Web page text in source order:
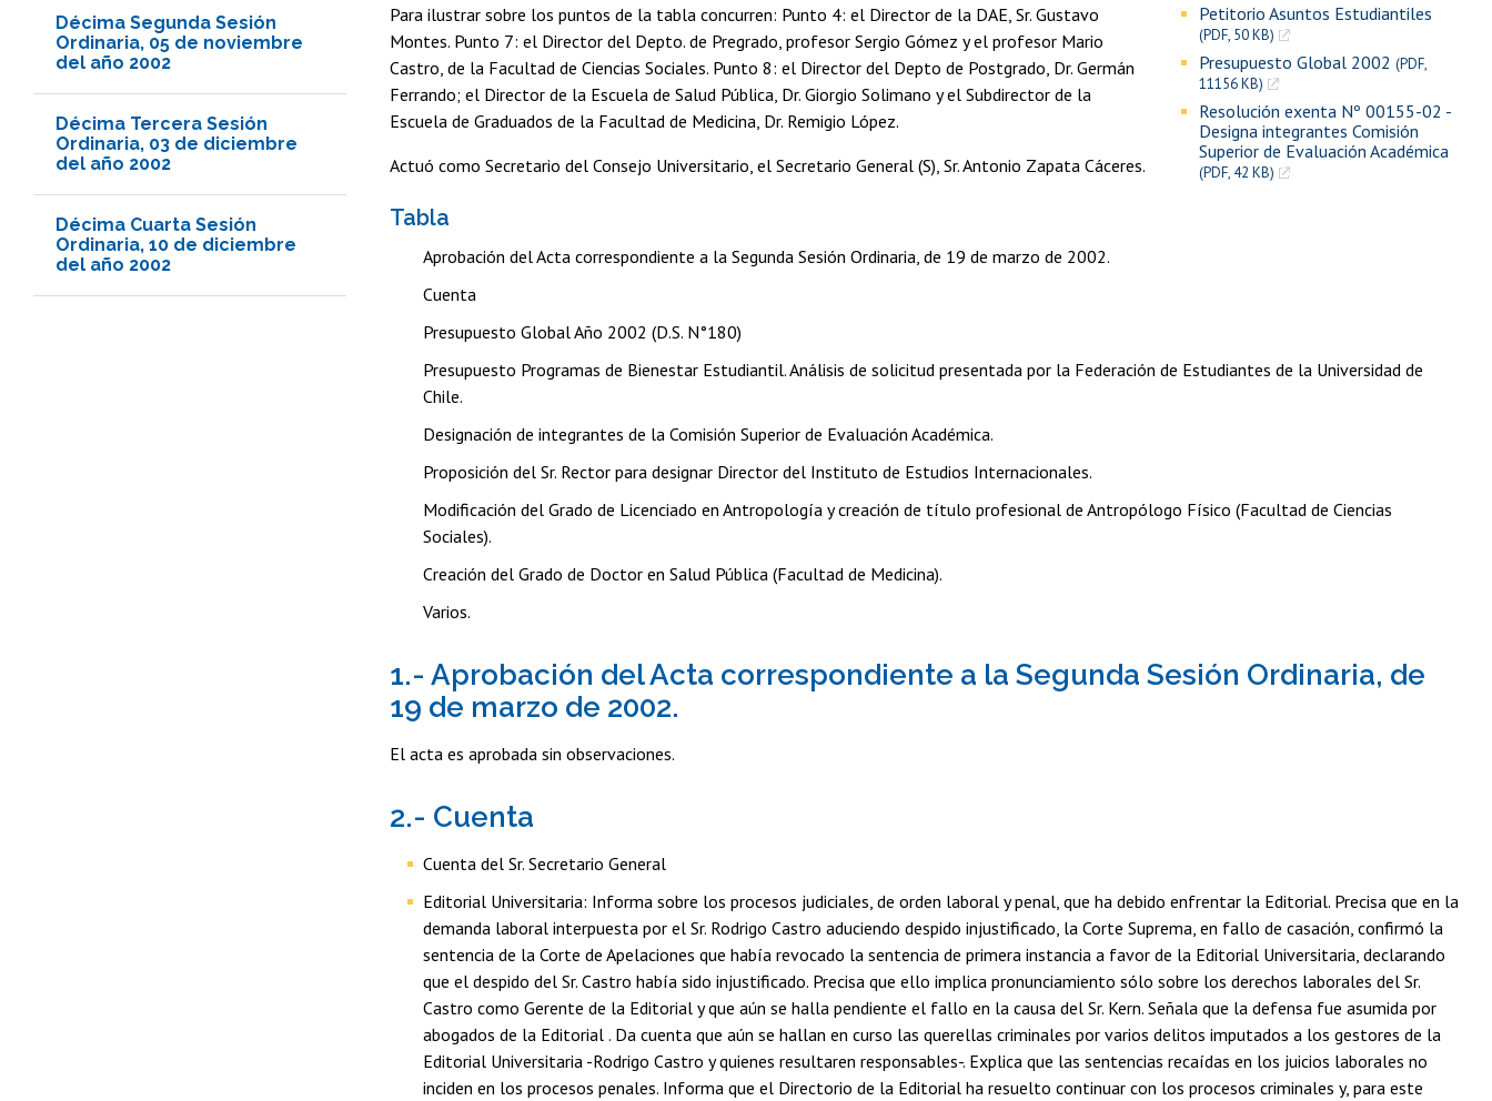
Décima Segunda Sesión
Ordinaria, 05 de noviembre
del año 2002
Décima Tercera Sesión
Ordinaria, 03 de diciembre
del año 2002
Décima Cuarta Sesión
Ordinaria, 10 de diciembre
del año 2002
Petitorio Asuntos Estudiantiles
(PDF, 50 KB)
Presupuesto Global 2002 (PDF,
11156 KB)
Resolución exenta Nº 00155-02 -
Designa integrantes Comisión
Superior de Evaluación Académica
(PDF, 42 KB)
Para ilustrar sobre los puntos de la tabla concurren: Punto 4: el Director de la DAE, Sr. Gustavo
Montes. Punto 7: el Director del Depto. de Pregrado, profesor Sergio Gómez y el profesor Mario
Castro, de la Facultad de Ciencias Sociales. Punto 8: el Director del Depto de Postgrado, Dr. Germán
Ferrando; el Director de la Escuela de Salud Pública, Dr. Giorgio Solimano y el Subdirector de la
Escuela de Graduados de la Facultad de Medicina, Dr. Remigio López.
Actuó como Secretario del Consejo Universitario, el Secretario General (S), Sr. Antonio Zapata Cáceres.
Tabla
Aprobación del Acta correspondiente a la Segunda Sesión Ordinaria, de 19 de marzo de 2002.
Cuenta
Presupuesto Global Año 2002 (D.S. N°180)
Presupuesto Programas de Bienestar Estudiantil. Análisis de solicitud presentada por la Federación de Estudiantes de la Universidad de
Chile.
Designación de integrantes de la Comisión Superior de Evaluación Académica.
Proposición del Sr. Rector para designar Director del Instituto de Estudios Internacionales.
Modificación del Grado de Licenciado en Antropología y creación de título profesional de Antropólogo Físico (Facultad de Ciencias
Sociales).
Creación del Grado de Doctor en Salud Pública (Facultad de Medicina).
Varios.
1.- Aprobación del Acta correspondiente a la Segunda Sesión Ordinaria, de
19 de marzo de 2002.
El acta es aprobada sin observaciones.
2.- Cuenta
Cuenta del Sr. Secretario General
Editorial Universitaria: Informa sobre los procesos judiciales, de orden laboral y penal, que ha debido enfrentar la Editorial. Precisa que en la
demanda laboral interpuesta por el Sr. Rodrigo Castro aduciendo despido injustificado, la Corte Suprema, en fallo de casación, confirmó la
sentencia de la Corte de Apelaciones que había revocado la sentencia de primera instancia a favor de la Editorial Universitaria, declarando
que el despido del Sr. Castro había sido injustificado. Precisa que ello implica pronunciamiento sólo sobre los derechos laborales del Sr.
Castro como Gerente de la Editorial y que aún se halla pendiente el fallo en la causa del Sr. Kern. Señala que la defensa fue asumida por
abogados de la Editorial . Da cuenta que aún se hallan en curso las querellas criminales por varios delitos imputados a los gestores de la
Editorial Universitaria -Rodrigo Castro y quienes resultaren responsables-. Explica que las sentencias recaídas en los juicios laborales no
inciden en los procesos penales. Informa que el Directorio de la Editorial ha resuelto continuar con los procesos criminales y, para este